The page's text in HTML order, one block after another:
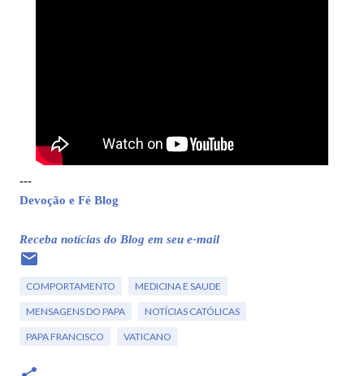
---
Devoção e Fé Blog
Receba notícias do Blog em seu e-mail
COMPORTAMENTO MEDICINA E SAUDE
MENSAGENS DO PAPA NOTÍCIAS CATÓLICAS
PAPA FRANCISCO VATICANO